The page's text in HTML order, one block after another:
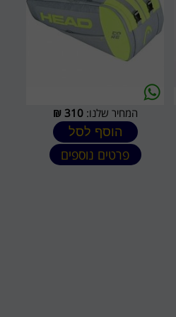
המחיר שלנו:310
₪
הוסף לסל
פרטים נוספים